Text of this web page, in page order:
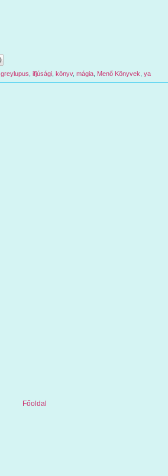
greylupus ifjúsági könyv, mágia Menő Könyvek ya
Főoldal